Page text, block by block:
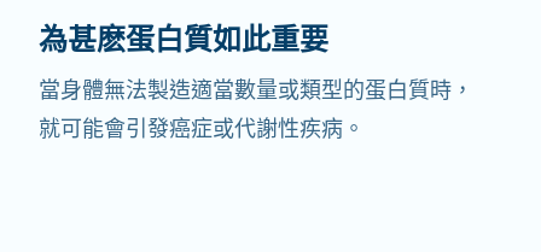
為甚麽蛋白質如此重要
當身體無法製造適當數量或類型的蛋白質時，
就可能會引發癌症或代謝性疾病。